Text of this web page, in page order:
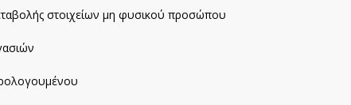
στοιχείων μη φυσικού προσώπου